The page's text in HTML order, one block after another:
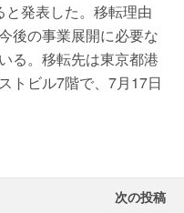
発表した。移転理由
後の事業展開に必要な
る。移転先は東京都港
トビル7階で、7月17日
次の投稿